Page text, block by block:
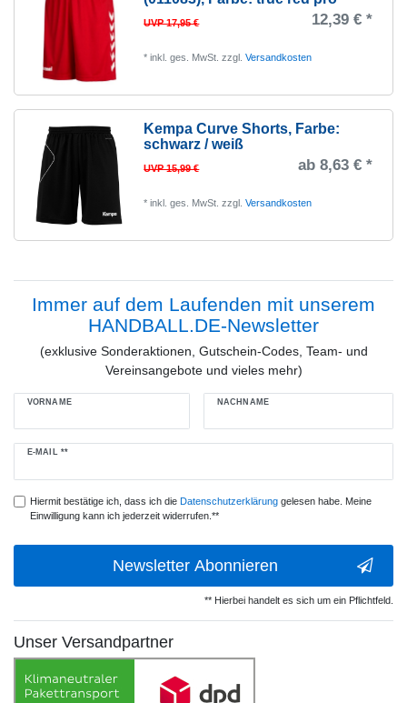
UVP 17,95 € 12,39 € *
*inkl. ges. MwSt. zzgl.Versandkosten
Kempa Curve Shorts, Farbe:
schwarz / weiß
UVP 15,99 € ab 8,63 € *
*inkl. ges. MwSt. zzgl.Versandkosten
Immer auf dem Laufenden mit unserem
HANDBALL.DE-Newsletter
(exklusive Sonderaktionen, Gutschein-Codes, Team- und
Vereinsangebote und vieles mehr)
VORNAME NACHNAME
E-MAIL **
Newsletter
Hiermit bestätige ich, dass ich die Daten­schutz­erklärunggelesen habe. Meine
Einwilligung kann ich jederzeit widerrufen.**
Newsletter Abonnieren
** Hierbei handelt es sich um ein Pflichtfeld.
Unser Versandpartner